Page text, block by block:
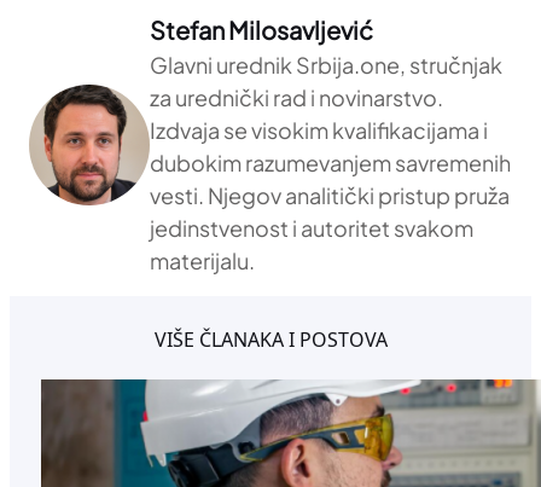
Stefan Milosavljević
Glavni urednik Srbija.one, stručnjak
za urednički rad i novinarstvo.
Izdvaja se visokim kvalifikacijama i
dubokim razumevanjem savremenih
vesti. Njegov analitički pristup pruža
jedinstvenost i autoritet svakom
materijalu.
VIŠE ČLANAKA I POSTOVA